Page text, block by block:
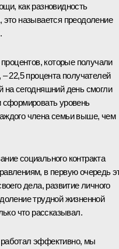
как разновидность
это называется преодоление
которые получали
22,5 процента получателей
на сегодняшний день смогли
сформировать уровень
члена семьи выше, чем
социального контракта
в первую очередь
дела, развитие личного
трудной жизненной
что рассказывал.
эффективно, мы